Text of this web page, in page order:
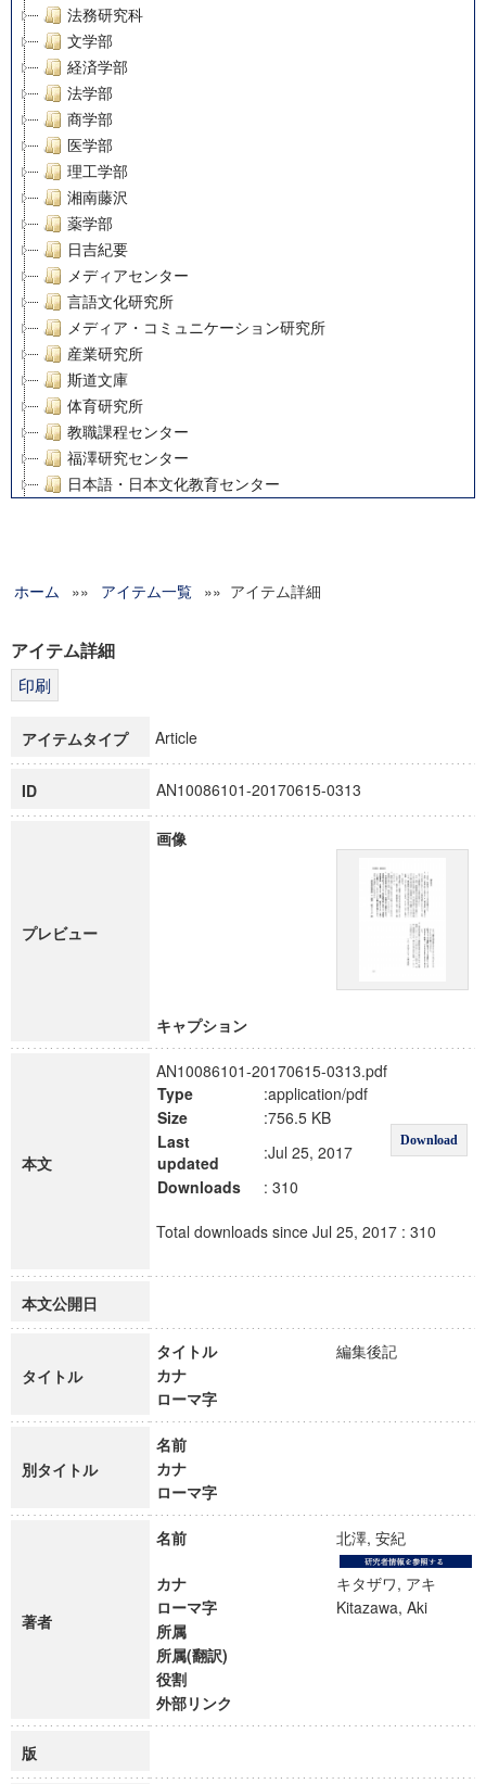
法務研究科
文学部
経済学部
法学部
商学部
医学部
理工学部
湘南藤沢
薬学部
日吉紀要
メディアセンター
言語文化研究所
メディア・コミュニケーション研究所
産業研究所
斯道文庫
体育研究所
教職課程センター
福澤研究センター
日本語・日本文化教育センター
グローバルリサーチインスティテュート
科学研究費補助金研究成果報告書
博士課程教育リーディングプログラム「超成熟社会発展のサ
ホーム »» アイテム一覧 »» アイテム詳細
アイテム詳細
アイテムタイプ Article
ID AN10086101-20170615-0313
プレビュー
画像
キャプション
本文
AN10086101-20170615-0313.pdf
Type
:application/pdf
Download
Size
:756.5 KB
Last
updated
:Jul 25, 2017
Downloads
: 310
Total downloads since Jul 25, 2017 : 310
本文公開日
タイトル
タイトル
編集後記
カナ
ローマ字
別タイトル
名前
カナ
ローマ字
著者
名前 北澤, 安紀
カナ
キタザワ, アキ
ローマ字
Kitazawa, Aki
所属
所属(翻訳)
役割
外部リンク
版